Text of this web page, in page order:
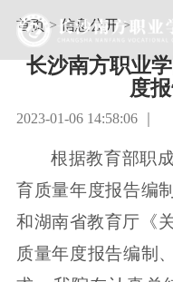
首页 > 信息公开>
长沙南方职业
度报
2023-01-06 14:58:06 ｜
根据教育部职
育质量年度报告编
和湖南省教育厅《
质量年度报告编制